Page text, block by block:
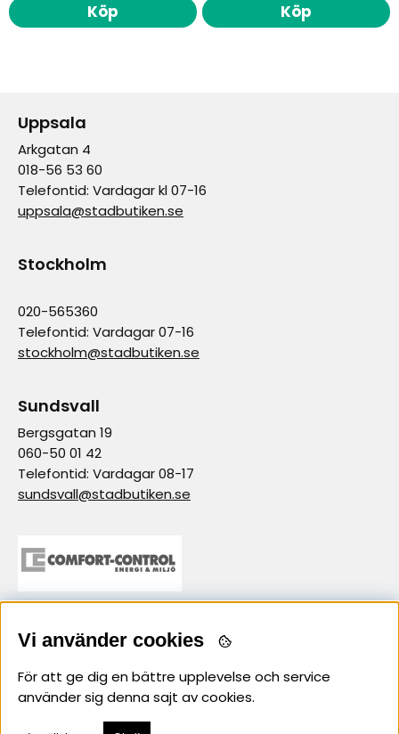
Köp Köp
Uppsala
Arkgatan 4
018-56 53 60
Telefontid: Vardagar kl 07-16
uppsala@stadbutiken.se
Stockholm
020-565360
Telefontid: Vardagar 07-16
stockholm@stadbutiken.se
Sundsvall
Bergsgatan 19
060-50 01 42
Telefontid: Vardagar 08-17
sundsvall@stadbutiken.se
samarbetspartner
Vi använder cookies
För att ge dig en bättre upplevelse och service
använder sig denna sajt av cookies.